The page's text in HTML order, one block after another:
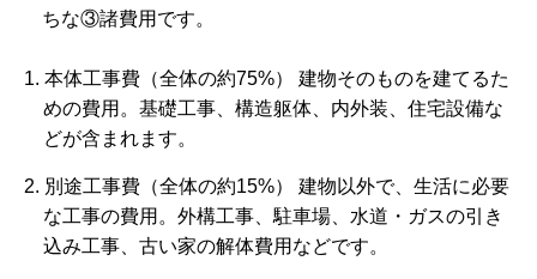
ちな③諸費用です。
1. 本体工事費（全体の約75%） 建物そのものを建てるた
めの費用。基礎工事、構造躯体、内外装、住宅設備な
どが含まれます。
2. 別途工事費（全体の約15%） 建物以外で、生活に必要
な工事の費用。外構工事、駐車場、水道・ガスの引き
込み工事、古い家の解体費用などです。